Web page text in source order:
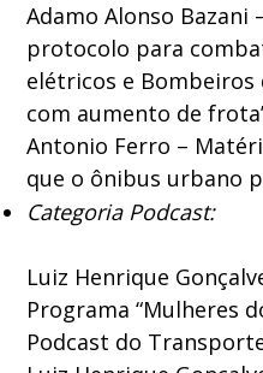
Adamo Alonso Bazani
protocolo para
elétricos e Bombeiros
com aumento de
Antonio Ferro –
que o ônibus urbano
Categoria Podcast:
Luiz Henrique
Programa “Mulheres
Podcast do